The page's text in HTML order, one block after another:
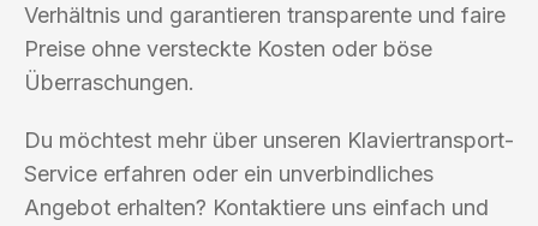
Verhältnis und garantieren transparente und faire
Preise ohne versteckte Kosten oder böse
Überraschungen.
Du möchtest mehr über unseren Klaviertransport-
Service erfahren oder ein unverbindliches
Angebot erhalten? Kontaktiere uns einfach und